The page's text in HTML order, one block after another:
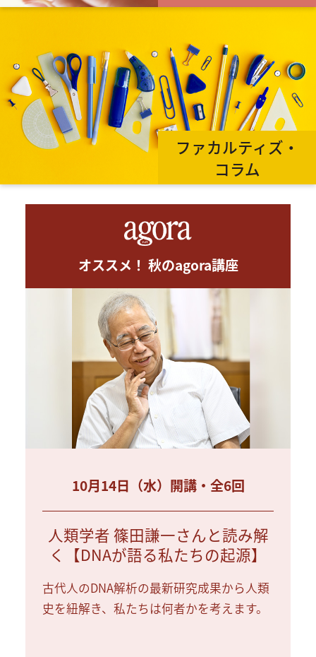
ファカルティズ・
コラム
オススメ！ 秋のagora講座
10月14日（水）開講・全6回
人類学者 篠田謙一さんと読み解
く【DNAが語る私たちの起源】
古代人のDNA解析の最新研究成果から人類
史を紐解き、私たちは何者かを考えます。